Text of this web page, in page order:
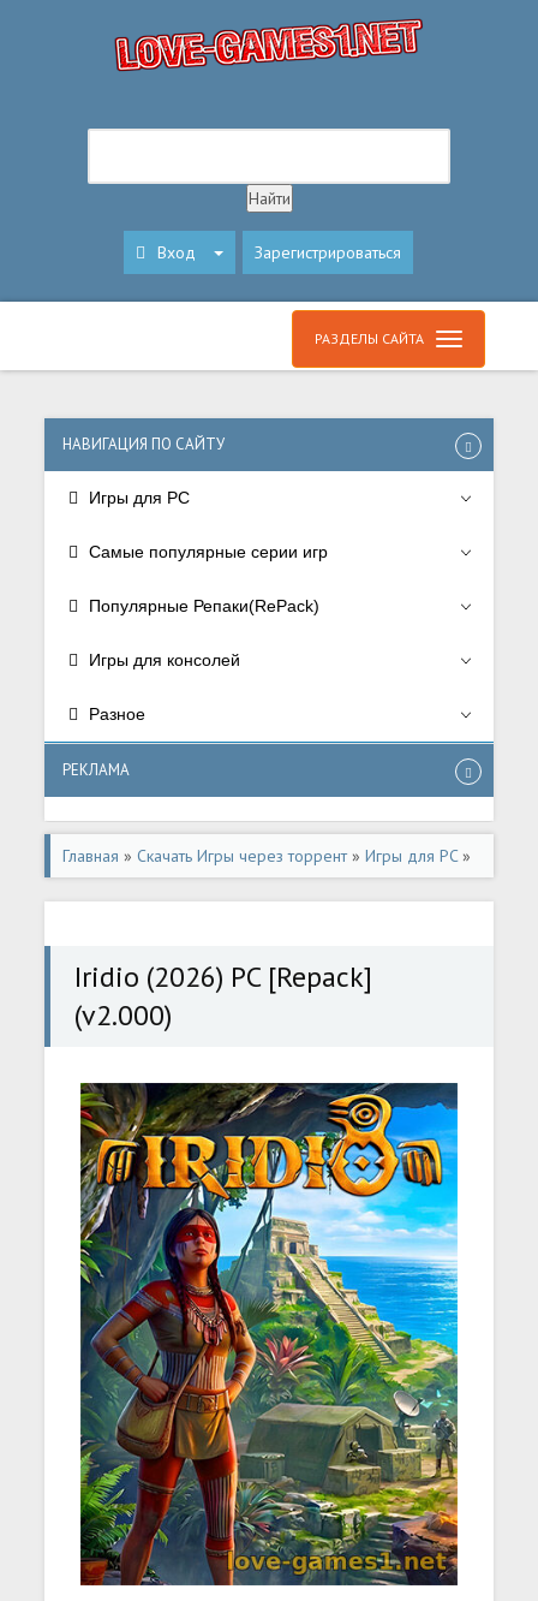
Вход Зарегистрироваться
РАЗДЕЛЫ САЙТА
НАВИГАЦИЯ ПО САЙТУ
Игры для PC
Самые популярные серии игр
Популярные Репаки(RePack)
Игры для консолей
Разное
РЕКЛАМА
Главная » Скачать Игры через торрент»Игры для PC»
Экшен/Action
Iridio (2026) PC [Repack]
(v2.000)